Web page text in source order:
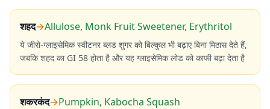
शहद→Allulose, Monk Fruit Sweetener, Erythritol
ये जीरो-ग्लाइसेमिक स्वीटनर ब्लड शुगर को बिल्कुल भी बढ़ाए बिना मिठास देते हैं,
जबकि शहद का GI 58 होता है और यह ग्लाइसेमिक लोड को काफी बढ़ा देता है
शकरकंद→Pumpkin, Kabocha Squash